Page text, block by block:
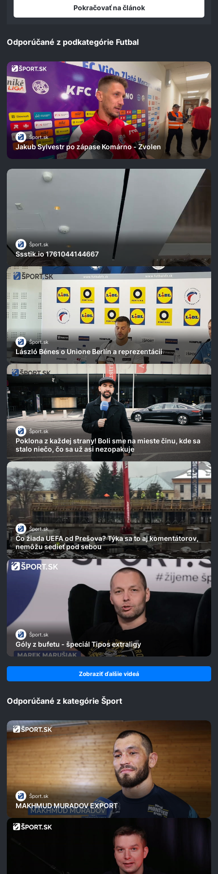
Pokračovať na článok
Odporúčané z podkategórie Futbal
Šport.sk
Jakub Sylvestr po zápase Komárno - Zvolen
Šport.sk
Ssstik.io 1761044144667
Šport.sk
László Bénes o Unione Berlín a reprezentácii
Šport.sk
Poklona z každej strany! Boli sme na mieste činu, kde sa
stalo niečo, čo sa už asi nezopakuje
Šport.sk
Čo žiada UEFA od Prešova? Týka sa to aj komentátorov,
nemôžu sedieť pod sebou
Šport.sk
Góly z bufetu - špeciál Tipos extraligy
Zobraziť ďalšie videá
Odporúčané z kategórie Šport
Šport.sk
MAKHMUD MURADOV EXPORT